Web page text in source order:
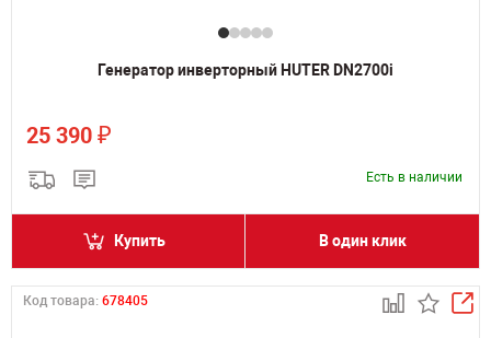
Генератор инверторный HUTER DN2700i
25 390 ₽
Есть в наличии
Купить В один клик
Код товара: 678405